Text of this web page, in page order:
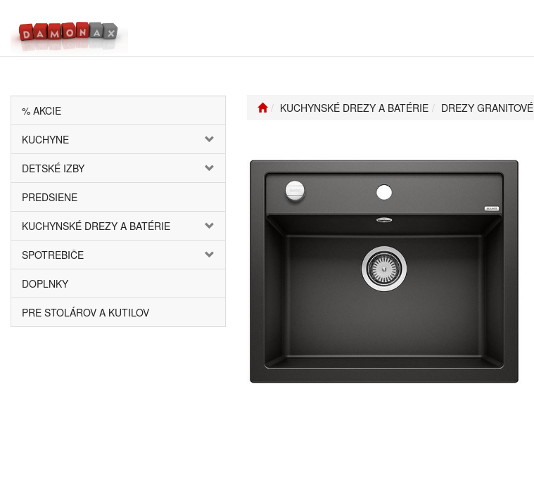
% AKCIE
KUCHYNE
DETSKÉ IZBY
PREDSIENE
KUCHYNSKÉ DREZY A BATÉRIE
SPOTREBIČE
DOPLNKY
PRE STOLÁROV A KUTILOV
KUCHYNSKÉ DREZY A BATÉRIE DREZY GRANITOVÉ